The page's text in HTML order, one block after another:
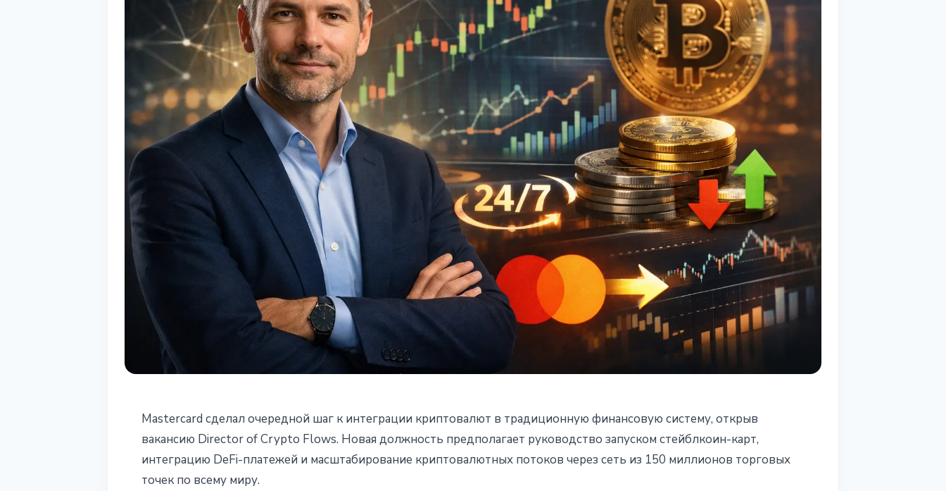
Mastercard нанимает директора по крипто-
потокам для стейблкоинов и DeFi
Mastercard сделал очередной шаг к интеграции криптовалют в традиционную финансовую систему, открыв
вакансию Director of Crypto Flows. Новая должность предполагает руководство запуском стейблкоин-карт,
интеграцию DeFi-платежей и масштабирование криптовалютных потоков через сеть из 150 миллионов торговых
точек по всему миру.